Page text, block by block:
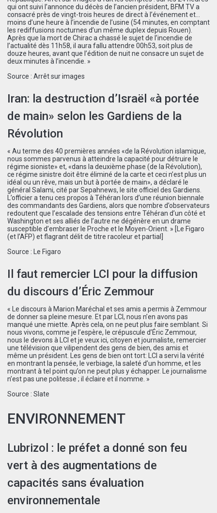
qui ont suivi l’annonce du décès de l’ancien président, BFM TV a
consacré près de vingt-trois heures de direct à l’événement et…
moins d’une heure à l’incendie de l’usine (54 minutes, en comptant
les rediffusions nocturnes d’un même duplex depuis Rouen).
Après que la mort de Chirac a chassé le sujet de l’incendie de
l’actualité dès 11h58, il aura fallu attendre 00h53, soit plus de
douze heures, avant que l’édition de nuit ne consacre un sujet de
deux minutes à l’incendie. »
Source : Arrêt sur images
Iran: la destruction d’Israël «à portée
de main» selon les Gardiens de la
Révolution
« Au terme des 40 premières années «de la Révolution islamique,
nous sommes parvenus à atteindre la capacité pour détruire le
régime sioniste» et, «dans la deuxième phase (de la Révolution),
ce régime sinistre doit être éliminé de la carte et ceci n’est plus un
idéal ou un rêve, mais un but à portée de main», a déclaré le
général Salami, cité par Sepahnews, le site officiel des Gardiens.
L’officier a tenu ces propos à Téhéran lors d’une réunion biennale
des commandants des Gardiens, alors que nombre d’observateurs
redoutent que l’escalade des tensions entre Téhéran d’un côté et
Washington et ses alliés de l’autre ne dégénère en un drame
susceptible d’embraser le Proche et le Moyen-Orient. » [Le Figaro
(et l’AFP) et flagrant délit de titre racoleur et partial]
Source :
Le Figaro
Il faut remercier LCI pour la diffusion
du discours d’Éric Zemmour
« Le discours à Marion Maréchal et ses amis a permis à Zemmour
de donner sa pleine mesure. Et par LCI, nous n’en avons pas
manqué une miette. Après cela, on ne peut plus faire semblant. Si
nous vivons, comme je l’espère, le crépuscule d’Éric Zemmour,
nous le devons à LCI et je veux ici, citoyen et journaliste, remercier
une télévision que vilipendent des gens de bien, des amis et
même un président. Les gens de bien ont tort: LCI a servi la vérité
en montrant la pensée, le verbiage, la saleté d’un homme, et les
montrant à tel point qu’on ne peut plus y échapper. Le journalisme
n’est pas une politesse ; il éclaire et il nomme. »
Source : Slate
ENVIRONNEMENT
Lubrizol : le préfet a donné son feu
vert à des augmentations de
capacités sans évaluation
environnementale